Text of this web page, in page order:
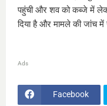
पहुंची और शव को कब्जे में
दिया है और मामले की जांच में
Ads
Facebook